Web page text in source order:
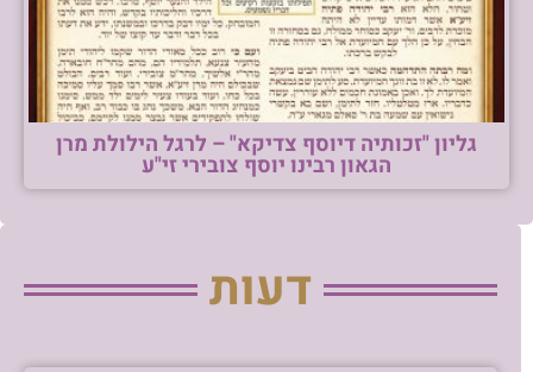
גליון "זכותיה דיוסף צדיקא" – לרגל הילולת מרן
הגאון רבינו יוסף צובירי זי"ע
דעות